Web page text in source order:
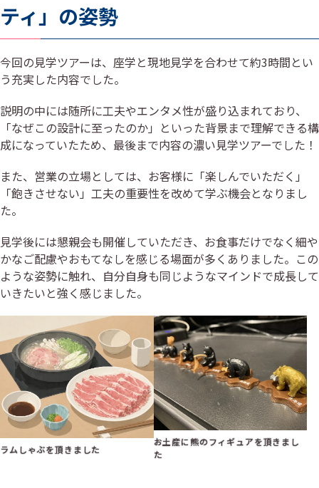
ティ」の姿勢
今回の見学ツアーは、座学と現地見学を合わせて約3時間とい
う充実した内容でした。
説明の中には随所に工夫やエンタメ性が盛り込まれており、
「なぜこの設計に至ったのか」といった背景まで理解できる構
成になっていたため、最後まで内容の濃い見学ツアーでした！
また、営業の立場としては、お客様に「楽しんでいただく」
「飽きさせない」工夫の重要性を改めて学ぶ機会となりまし
た。
見学後には懇親会も開催していただき、お食事だけでなく細や
かなご配慮やおもてなしを感じる場面が多くありました。この
ような姿勢に触れ、自分自身も同じようなマインドで成長して
いきたいと強く感じました。
ラムしゃぶを頂きました
お土産に熊のフィギュアを頂きまし
た